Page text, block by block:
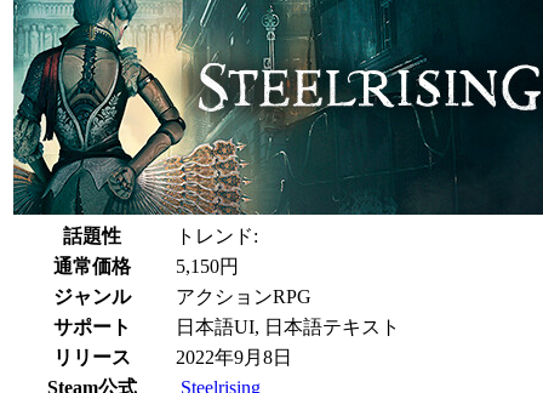
話題性
トレンド:
通常価格
5,150円
ジャンル
アクションRPG
サポート
日本語UI, 日本語テキスト
リリース
2022年9月8日
Steam公式
Steelrising